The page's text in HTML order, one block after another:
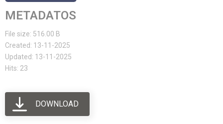
METADATOS
File size: 516.00 B
Created: 13-11-2025
Updated: 13-11-2025
Hits: 23
DOWNLOAD